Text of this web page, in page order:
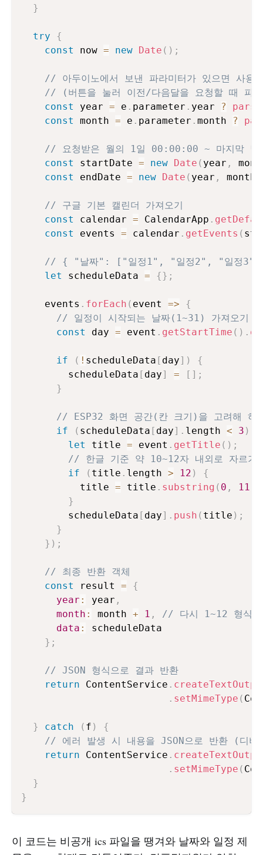
}
try
{
const
now = new Date ( ) ;
// 아두이노에서 보낸 파라미터가 있으면 사용
// (버튼을 눌러 이전/다음달을 요청할 때 파라
const
year = e . parameter . year ?
const
month = e . parameter . month ?
// 요청받은 월의 1일 00:00:00 ~ 마지막
const
startDate = new Date ( year ,
const
endDate = new Date ( year , month
// 구글 기본 캘린더 가져오기
const
calendar = CalendarApp .
const
events = calendar . getEvents (
// { "날짜": ["일정1", "일정2", "일정3"]
let
scheduleData = {} ;
    events
. forEach ( event =>
{
// 일정이 시작되는 날짜(1~31) 가져오기
const
day = event . getStartTime ( ) .
if ( ! scheduleData [ day] )
{
        scheduleData
[ day] = [ ] ;
}
// ESP32 화면 공간(칸 크기)을 고려해 하
if
( scheduleData [ day] . length < 3 )
let
title = event . getTitle ( ) ;
// 한글 기준 약 10~12자 내외로 자르기
if
( title . length > 12 )
{
          title
= title . substring ( 0 , 11
}
        scheduleData
[ day] . push ( title ) ;
}
} ) ;
// 최종 반환 객체
const
result =
{
year : year ,
month : month + 1 ,
// 다시 1~12 형식으
data :
scheduleData
} ;
// JSON 형식으로 결과 반환
return ContentService .
. setMimeType (
} catch ( f )
{
// 에러 발생 시 내용을 JSON으로 반환 (디버
return ContentService .
. setMimeType (
}
}
이 코드는 비공개 ics 파일을 땡겨와 날짜와 일정 제